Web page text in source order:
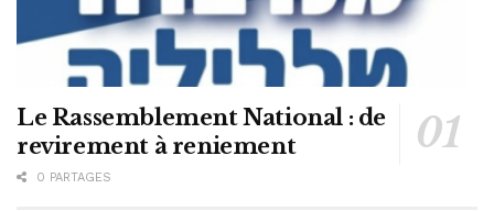
Le Rassemblement National : de
revirement à reniement
0 PARTAGES